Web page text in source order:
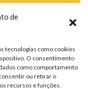
de
tecnologias como cookies
O consentimento
como comportamento
ou retirar o
recursos e funções.